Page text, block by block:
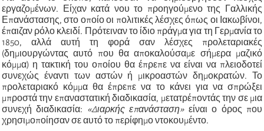
εργαζομένων. Είχαν κατά νου το προηγούμενο της Γαλλικής
Επανάστασης, στο οποίο οι πολιτικές λέσχες όπως οι Ιακωβίνοι,
έπαιζαν ρόλο κλειδί. Πρότειναν το ίδιο πράγμα για τη Γερμανία το
1850, αλλά αυτή τη φορά σαν λέσχες προλεταριακές
(δημιουργώντας αυτό που θα αποκαλούσαμε σήμερα μαζικό
κόμμα) η τακτική του οποίου θα έπρεπε να είναι να πλειοδοτεί
συνεχώς έναντι των αστών ή μικροαστών δημοκρατών. Το
προλεταριακό κόμμα θα έπρεπε να το κάνει για να σπρώξει
μπροστά την επαναστατική διαδικασία, μετατρέποντάς την σε μια
συνεχή διαδικασία: «Διαρκής επανάσταση» είναι ο όρος που
χρησιμοποίησαν σε αυτό το περίφημο ντοκουμέντο.